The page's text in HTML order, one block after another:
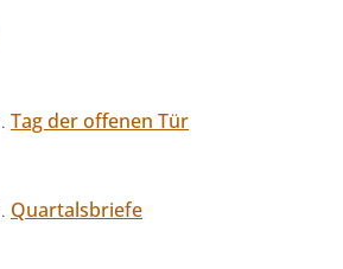
Tag der offenen Tür
Quartalsbriefe